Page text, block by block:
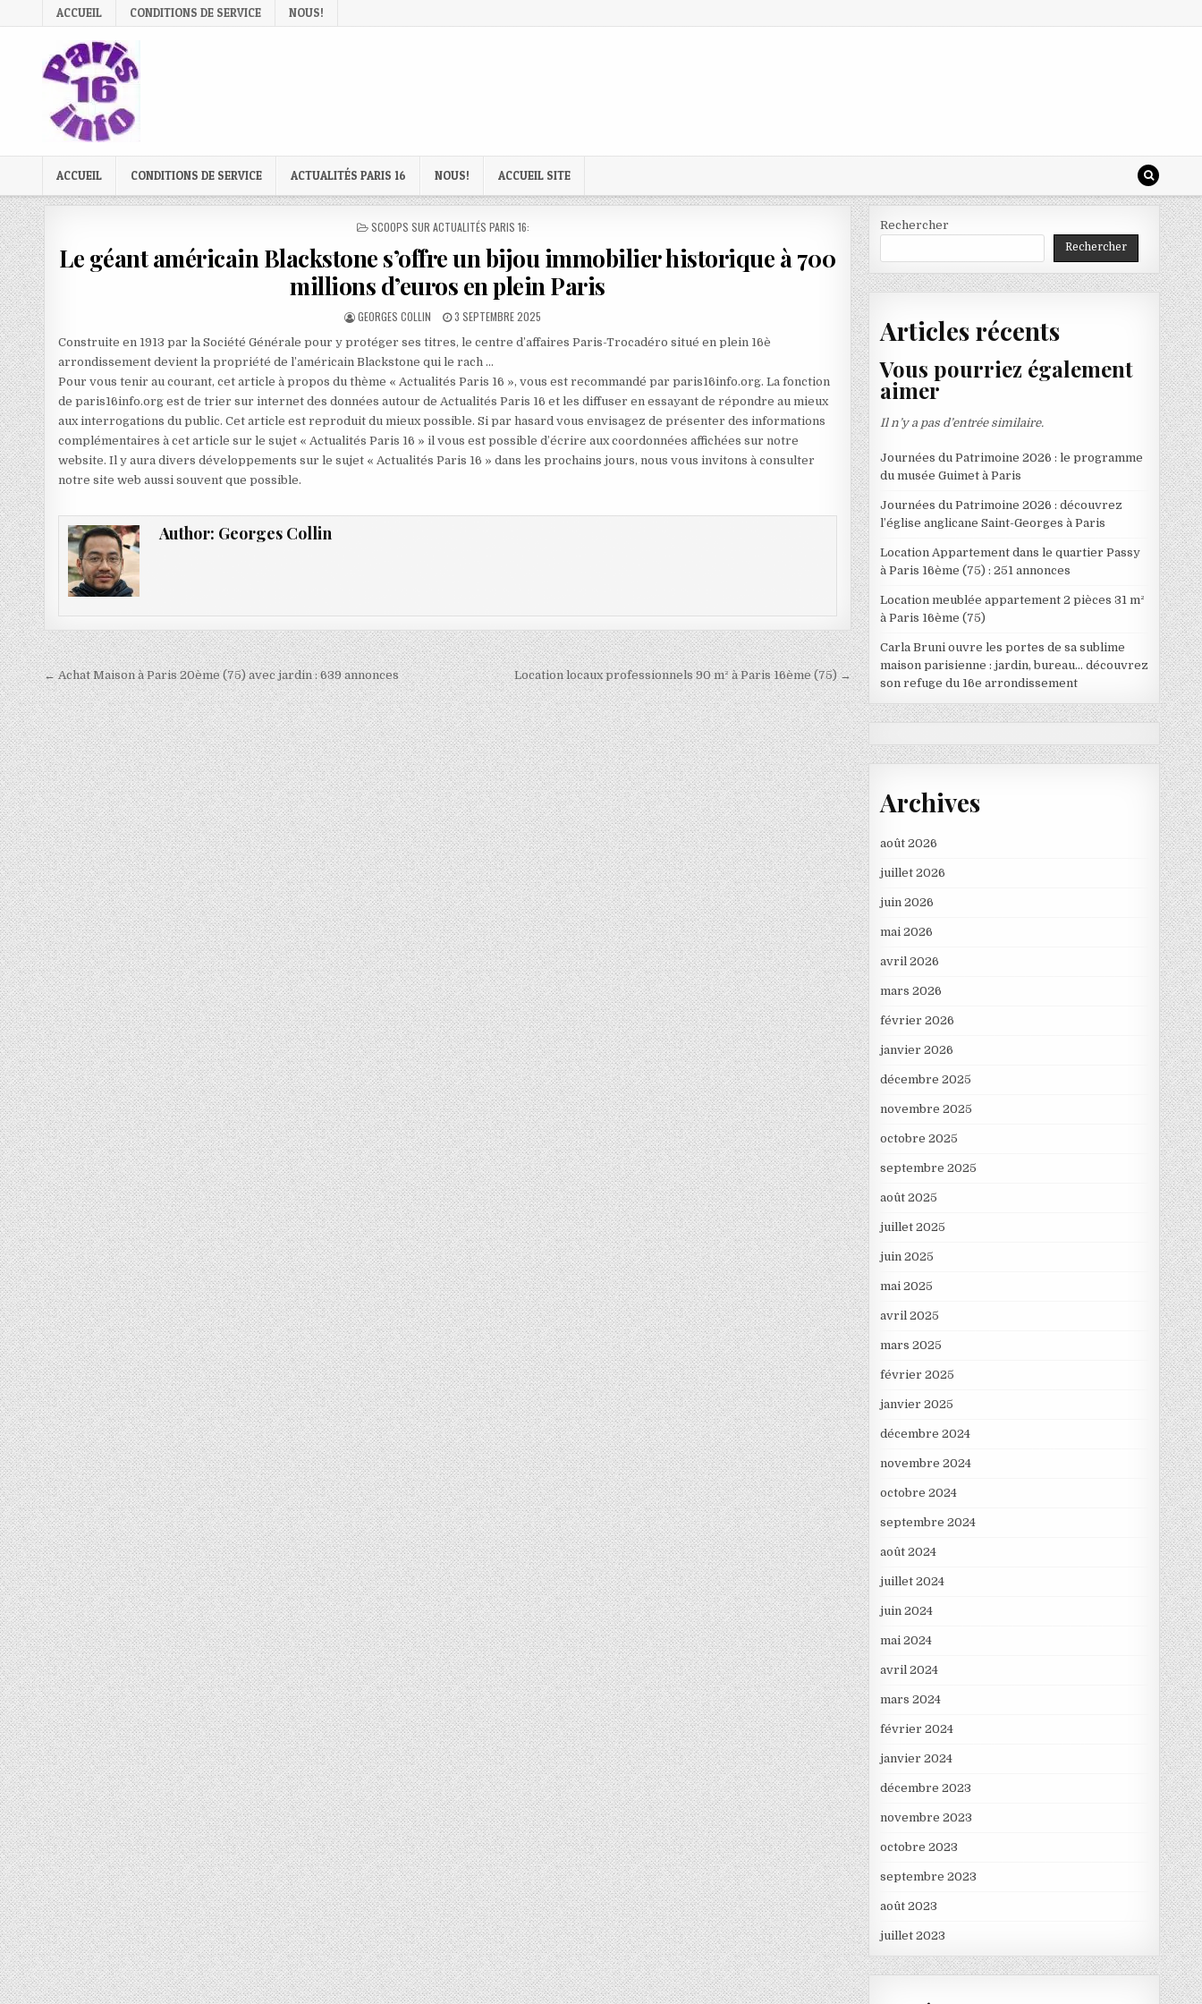
to
ACCUEIL CONDITIONS DE SERVICE NOUS!
ACCUEIL CONDITIONS DE SERVICE ACTUALITÉS PARIS 16 NOUS! ACCUEIL SITE
POSTED
SCOOPS SUR ACTUALITÉS PARIS 16:
Le géant américain Blackstone s’offre un bijou immobilier historique à 700
millions d’euros en plein Paris
AUTHOR:
GEORGES COLLIN
PUBLISHED
3 SEPTEMBRE 2025
Construite en 1913 par la Société Générale pour y protéger ses titres, le centre d’affaires Paris-Trocadéro situé en plein 16è
arrondissement devient la propriété de l’américain Blackstone qui le rach …
Pour vous tenir au courant, cet article à propos du thème « Actualités Paris 16 », vous est recommandé par paris16info.org. La fonction
de paris16info.org est de trier sur internet des données autour de Actualités Paris 16 et les diffuser en essayant de répondre au mieux
aux interrogations du public. Cet article est reproduit du mieux possible. Si par hasard vous envisagez de présenter des informations
complémentaires à cet article sur le sujet « Actualités Paris 16 » il vous est possible d’écrire aux coordonnées affichées sur notre
website. Il y aura divers développements sur le sujet « Actualités Paris 16 » dans les prochains jours, nous vous invitons à consulter
notre site web aussi souvent que possible.
Author: Georges Collin
Navigation
de
l’article
← Achat Maison à Paris 20ème (75) avec jardin : 639 annonces Location locaux professionnels 90 m² à Paris 16ème (75) →
Rechercher
Rechercher
Articles récents
Vous pourriez également
aimer
Il n’y a pas d’entrée similaire.
Journées du Patrimoine 2026 : le programme
du musée Guimet à Paris
Journées du Patrimoine 2026 : découvrez
l’église anglicane Saint-Georges à Paris
Location Appartement dans le quartier Passy
à Paris 16ème (75) : 251 annonces
Location meublée appartement 2 pièces 31 m²
à Paris 16ème (75)
Carla Bruni ouvre les portes de sa sublime
maison parisienne : jardin, bureau… découvrez
son refuge du 16e arrondissement
Archives
août 2026
juillet 2026
juin 2026
mai 2026
avril 2026
mars 2026
février 2026
janvier 2026
décembre 2025
novembre 2025
octobre 2025
septembre 2025
août 2025
juillet 2025
juin 2025
mai 2025
avril 2025
mars 2025
février 2025
janvier 2025
décembre 2024
novembre 2024
octobre 2024
septembre 2024
août 2024
juillet 2024
juin 2024
mai 2024
avril 2024
mars 2024
février 2024
janvier 2024
décembre 2023
novembre 2023
octobre 2023
septembre 2023
août 2023
juillet 2023